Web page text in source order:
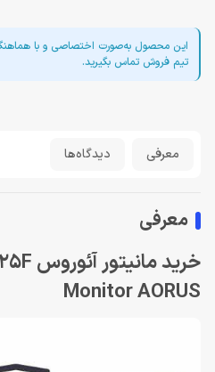
این محصول به‌صورت اختصاصی و با
تیم فروش تماس بگیرید.
معرفی دیدگاه‌ها
معرفی
Monitor AORUS